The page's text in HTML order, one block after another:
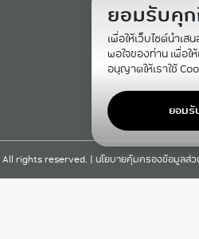
ยอมรับคุ
เพื่อให้เว็บไซต์นำเ
พอใจของท่าน เพื่อใ
อนุญาตให้เราใช้
ยอมรั
All rights reserved. | นโยบายคุ้มครองข้อมูลส่